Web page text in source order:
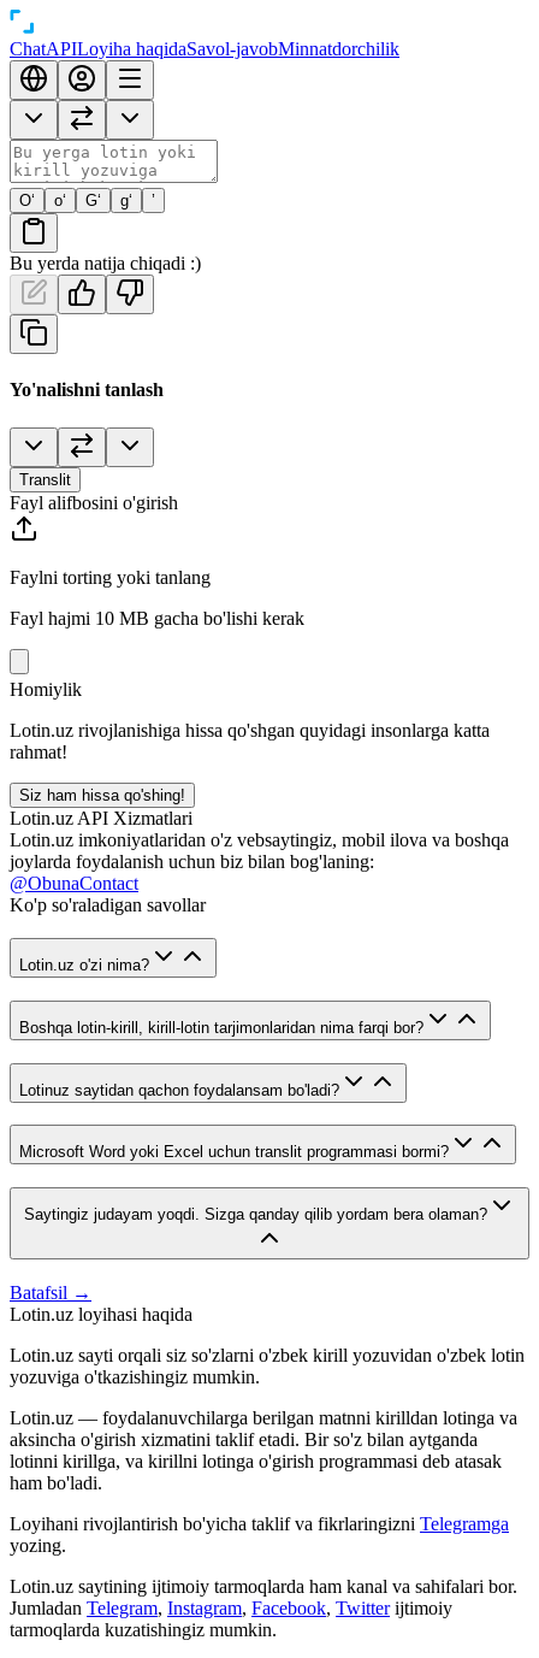
ChatAPILoyiha haqidaSavol-javobMinnatdorchilik
O‘ o‘ G‘ g‘ ’
Bu yerda natija chiqadi :)
Yo'nalishni tanlash
Translit
Fayl alifbosini o'girish
Faylni torting yoki tanlang
Fayl hajmi 10 MB gacha bo'lishi kerak
Homiylik
Lotin.uz rivojlanishiga hissa qo'shgan quyidagi insonlarga katta
rahmat!
Siz ham hissa qo'shing!
Lotin.uz API Xizmatlari
Lotin.uz imkoniyatlaridan o'z vebsaytingiz, mobil ilova va boshqa
joylarda foydalanish uchun biz bilan bog'laning:
@ObunaContact
Ko'p so'raladigan savollar
Lotin.uz o'zi nima?
Boshqa lotin-kirill, kirill-lotin tarjimonlaridan nima farqi bor?
Lotinuz saytidan qachon foydalansam bo'ladi?
Microsoft Word yoki Excel uchun translit programmasi bormi?
Saytingiz judayam yoqdi. Sizga qanday qilib yordam bera olaman?
Batafsil →
Lotin.uz loyihasi haqida
Lotin.uz sayti orqali siz so'zlarni o'zbek kirill yozuvidan o'zbek lotin
yozuviga o'tkazishingiz mumkin.
Lotin.uz — foydalanuvchilarga berilgan matnni kirilldan lotinga va
aksincha o'girish xizmatini taklif etadi. Bir so'z bilan aytganda
lotinni kirillga, va kirillni lotinga o'girish programmasi deb atasak
ham bo'ladi.
Loyihani rivojlantirish bo'yicha taklif va fikrlaringizni Telegramga
yozing.
Lotin.uz saytining ijtimoiy tarmoqlarda ham kanal va sahifalari bor.
Jumladan Telegram, Instagram, Facebook, Twitter ijtimoiy
tarmoqlarda kuzatishingiz mumkin.